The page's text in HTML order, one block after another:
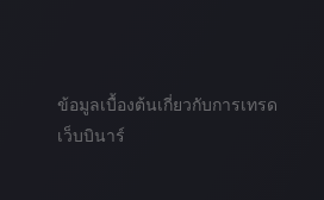
ข้อมูลเบื้องต้นเกี่ยวกับการเทรด
เว็บบินาร์